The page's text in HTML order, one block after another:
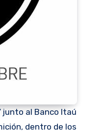
junto al Banco Itaú
dentro de los